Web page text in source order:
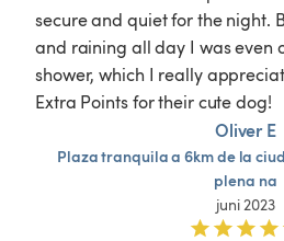
secure and quiet for the night.
and raining all day I was even
shower, which I really
Extra Points for their cute dog!
Oliver E
Plazatranquilaa 6kmde la
plena na
juni 2023